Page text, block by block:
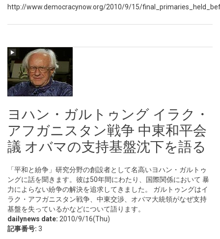
http://www.democracynow.org/2010/9/15/
ヨハン・ガルトゥング イラク・
アフガニスタン戦争 中東和平会
議 オバマの支持基盤沈下を語る
「平和と紛争」研究分野の創設者として名高いヨハン・ガルトゥ
ングに話を聞きます。彼は50年間にわたり、国際関係において 暴
力によらない紛争の解決を追求してきました。 ガルトゥングはイ
ラク・アフガニスタン戦争、中東交渉、オバマ大統領がなぜ支持
基盤を失っているかなどについて語ります。
dailynews date: 2010/9/16(Thu)
記事番号: 3